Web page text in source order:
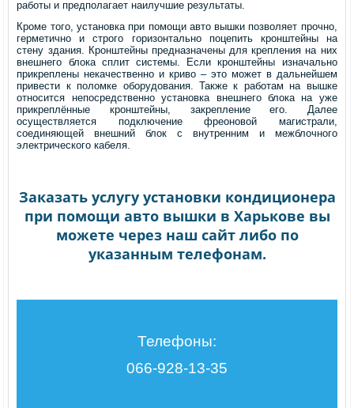
работы и предполагает наилучшие результаты.
Кроме того, установка при помощи авто вышки позволяет прочно,
герметично и строго горизонтально поцепить кронштейны на
стену здания. Кронштейны предназначены для крепления на них
внешнего блока сплит системы. Если кронштейны изначально
прикреплены некачественно и криво – это может в дальнейшем
привести к поломке оборудования. Также к работам на вышке
относится непосредственно установка внешнего блока на уже
прикреплённые кронштейны, закрепление его. Далее
осуществляется подключение фреоновой магистрали,
соединяющей внешний блок с внутренним и межблочного
электрического кабеля.
Заказать услугу установки кондиционера
при помощи авто вышки в Харькове вы
можете через наш сайт либо по
указанным телефонам.
Телефоны:
066-928-13-35